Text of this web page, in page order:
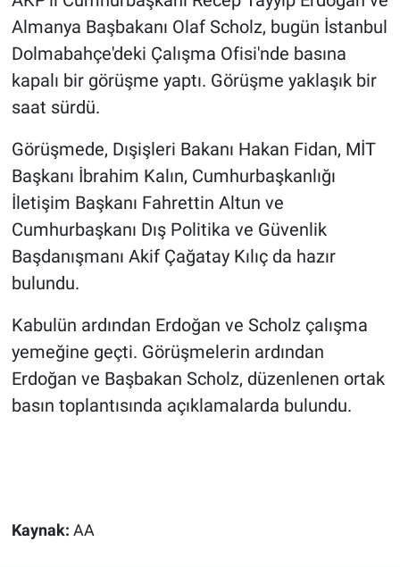
Almanya Başbakanı Olaf Scholz, bugün İstanbul
Dolmabahçe'deki Çalışma Ofisi'nde basına
kapalı bir görüşme yaptı. Görüşme yaklaşık bir
saat sürdü.
Görüşmede, Dışişleri Bakanı Hakan Fidan, MİT
Başkanı İbrahim Kalın, Cumhurbaşkanlığı
İletişim Başkanı Fahrettin Altun ve
Cumhurbaşkanı Dış Politika ve Güvenlik
Başdanışmanı Akif Çağatay Kılıç da hazır
bulundu.
Kabulün ardından Erdoğan ve Scholz çalışma
yemeğine geçti. Görüşmelerin ardından
Erdoğan ve Başbakan Scholz, düzenlenen ortak
basın toplantısında açıklamalarda bulundu.
Kaynak: AA